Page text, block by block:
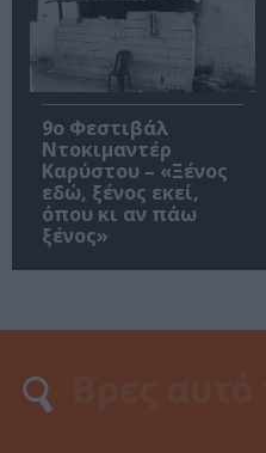
9ο Φεστιβάλ
Ντοκιμαντέρ
Καρύστου – «Ξένος
εδώ, ξένος εκεί,
όπου κι αν πάω
ξένος»